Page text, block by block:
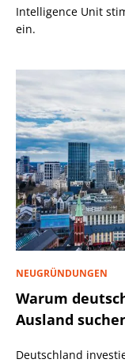
Intelligence Unit
ein.
NEUGRÜNDUNGEN
Warum
Ausland
Deutschland